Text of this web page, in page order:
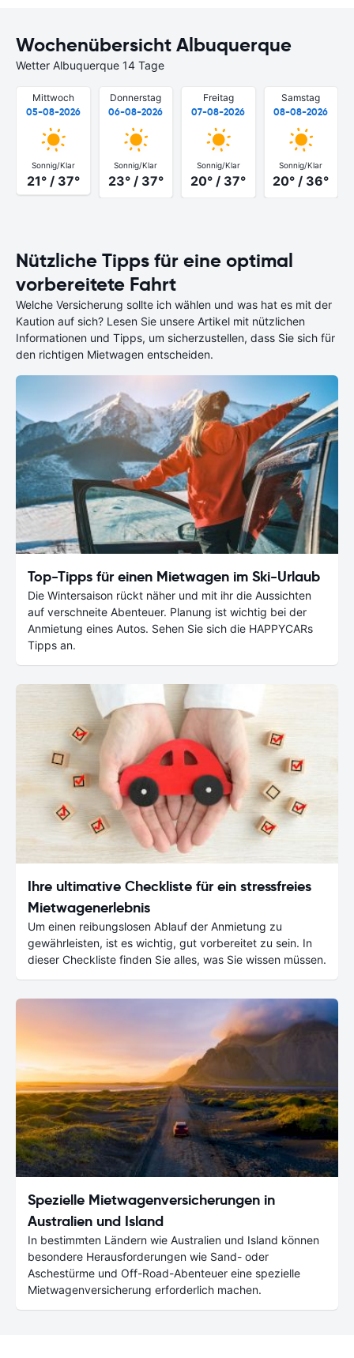
Wochenübersicht Albuquerque
Wetter Albuquerque 14 Tage
Mittwoch
05-08-2026
Sonnig/Klar
21° / 37°
Donnerstag
06-08-2026
Sonnig/Klar
23° / 37°
Freitag
07-08-2026
Sonnig/Klar
20° / 37°
Samstag
08-08-2026
Sonnig/Klar
20° / 36°
Nützliche Tipps für eine optimal
vorbereitete Fahrt
Welche Versicherung sollte ich wählen und was hat es mit der
Kaution auf sich? Lesen Sie unsere Artikel mit nützlichen
Informationen und Tipps, um sicherzustellen, dass Sie sich für
den richtigen Mietwagen entscheiden.
Top-Tipps für einen Mietwagen im Ski-Urlaub
Die Wintersaison rückt näher und mit ihr die Aussichten
auf verschneite Abenteuer. Planung ist wichtig bei der
Anmietung eines Autos. Sehen Sie sich die HAPPYCARs
Tipps an.
Ihre ultimative Checkliste für ein stressfreies
Mietwagenerlebnis
Um einen reibungslosen Ablauf der Anmietung zu
gewährleisten, ist es wichtig, gut vorbereitet zu sein. In
dieser Checkliste finden Sie alles, was Sie wissen müssen.
Spezielle Mietwagenversicherungen in
Australien und Island
In bestimmten Ländern wie Australien und Island können
besondere Herausforderungen wie Sand- oder
Aschestürme und Off-Road-Abenteuer eine spezielle
Mietwagenversicherung erforderlich machen.